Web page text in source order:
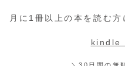
月に1冊以上の本を読む方
kindle